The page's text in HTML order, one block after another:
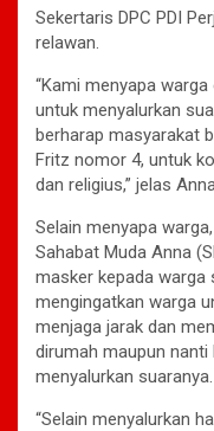
Sekertaris DPC PDI
relawan.
“Kami menyapa
untuk menyalurkan
berharap masyarakat
Fritz nomor 4, untuk
dan religius,” jelas
Selain menyapa
Sahabat Muda Anna
masker kepada warga
mengingatkan warga
menjaga jarak dan
dirumah maupun
menyalurkan suaranya.
“Selain menyalurkan